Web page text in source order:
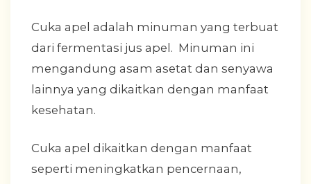
Cuka apel adalah minuman yang terbuat
dari fermentasi jus apel. Minuman ini
mengandung asam asetat dan senyawa
lainnya yang dikaitkan dengan manfaat
kesehatan.
Cuka apel dikaitkan dengan manfaat
seperti meningkatkan pencernaan,